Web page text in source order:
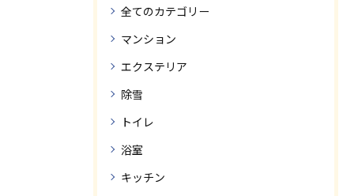
全てのカテゴリー
マンション
エクステリア
除雪
トイレ
浴室
キッチン